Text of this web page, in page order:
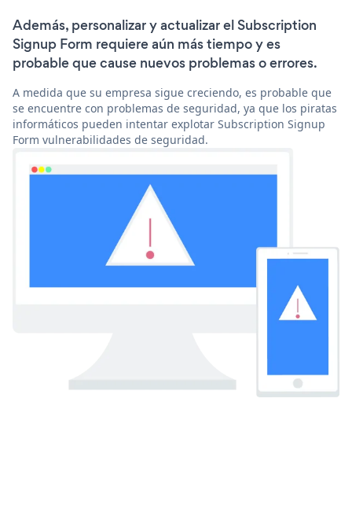
Además, personalizar y actualizar el Subscription
Signup Form requiere aún más tiempo y es
probable que cause nuevos problemas o errores.
A medida que su empresa sigue creciendo, es probable que
se encuentre con problemas de seguridad, ya que los piratas
informáticos pueden intentar explotar Subscription Signup
Form vulnerabilidades de seguridad.